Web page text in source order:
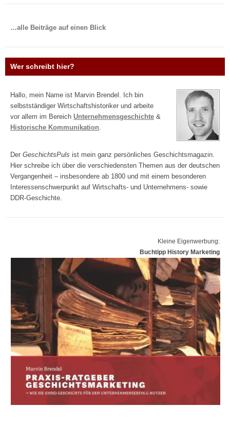
…alle Beiträge auf einen Blick
Wer schreibt hier?
Hallo, mein Name ist Marvin Brendel. Ich bin
selbstständiger Wirtschaftshistoriker und arbeite
vor allem im Bereich Unternehmensgeschichte &
Historische Kommunikation
Der GeschichtsPuls ist mein ganz persönliches Geschichtsmagazin.
Hier schreibe ich über die verschiedensten Themen aus der deutschen
Vergangenheit – insbesondere ab 1800 und mit einem besonderen
Interessenschwerpunkt auf Wirtschafts- und Unternehmens- sowie
DDR-Geschichte.
Kleine Eigenwerbung:
Buchtipp History Marketing